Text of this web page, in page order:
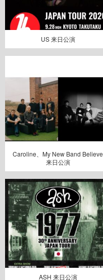
US 来日公演
Caroline、My New Band Believe
来日公演
ASH 来日公演